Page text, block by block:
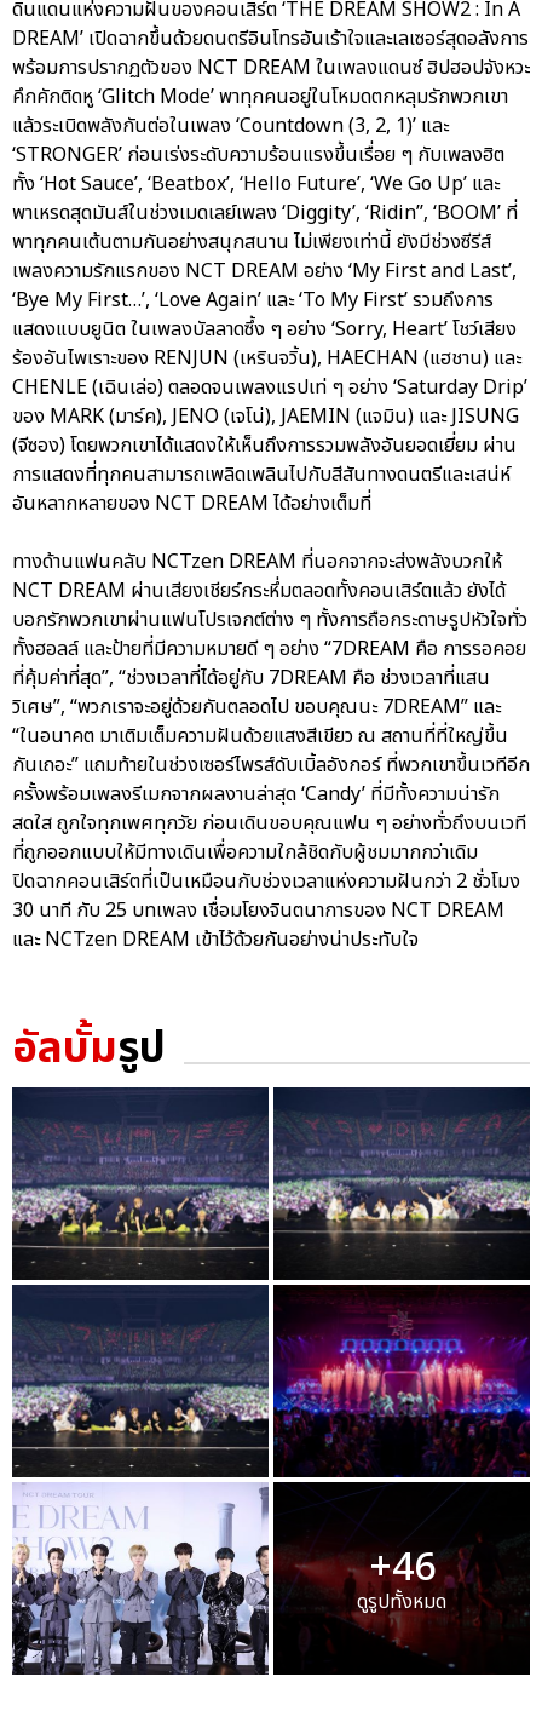
ดินแดนแห่งความฝันของคอนเสิร์ต ‘THE DREAM SHOW2 : In A
DREAM’ เปิดฉากขึ้นด้วยดนตรีอินโทรอันเร้าใจและเลเซอร์สุดอลังการ
พร้อมการปรากฏตัวของ NCT DREAM ในเพลงแดนซ์ ฮิปฮอปจังหวะ
คึกคักติดหู ‘Glitch Mode’ พาทุกคนอยู่ในโหมดตกหลุมรักพวกเขา
แล้วระเบิดพลังกันต่อในเพลง ‘Countdown (3, 2, 1)’ และ
‘STRONGER’ ก่อนเร่งระดับความร้อนแรงขึ้นเรื่อย ๆ กับเพลงฮิต
ทั้ง ‘Hot Sauce’, ‘Beatbox’, ‘Hello Future’, ‘We Go Up’ และ
พาเหรดสุดมันส์ในช่วงเมดเลย์เพลง ‘Diggity’, ‘Ridin’’, ‘BOOM’ ที่
พาทุกคนเต้นตามกันอย่างสนุกสนาน ไม่เพียงเท่านี้ ยังมีช่วงซีรีส์
เพลงความรักแรกของ NCT DREAM อย่าง ‘My First and Last’,
‘Bye My First…’, ‘Love Again’ และ ‘To My First’ รวมถึงการ
แสดงแบบยูนิต ในเพลงบัลลาดซึ้ง ๆ อย่าง ‘Sorry, Heart’ โชว์เสียง
ร้องอันไพเราะของ RENJUN (เหรินจวิ้น), HAECHAN (แฮชาน) และ
CHENLE (เฉินเล่อ) ตลอดจนเพลงแรปเท่ ๆ อย่าง ‘Saturday Drip’
ของ MARK (มาร์ค), JENO (เจโน่), JAEMIN (แจมิน) และ JISUNG
(จีซอง) โดยพวกเขาได้แสดงให้เห็นถึงการรวมพลังอันยอดเยี่ยม ผ่าน
การแสดงที่ทุกคนสามารถเพลิดเพลินไปกับสีสันทางดนตรีและเสน่ห์
อันหลากหลายของ NCT DREAM ได้อย่างเต็มที่
ทางด้านแฟนคลับ NCTzen DREAM ที่นอกจากจะส่งพลังบวกให้
NCT DREAM ผ่านเสียงเชียร์กระหึ่มตลอดทั้งคอนเสิร์ตแล้ว ยังได้
บอกรักพวกเขาผ่านแฟนโปรเจกต์ต่าง ๆ ทั้งการถือกระดาษรูปหัวใจทั่ว
ทั้งฮอลล์ และป้ายที่มีความหมายดี ๆ อย่าง “7DREAM คือ การรอคอย
ที่คุ้มค่าที่สุด”, “ช่วงเวลาที่ได้อยู่กับ 7DREAM คือ ช่วงเวลาที่แสน
วิเศษ”, “พวกเราจะอยู่ด้วยกันตลอดไป ขอบคุณนะ 7DREAM” และ
“ในอนาคต มาเติมเต็มความฝันด้วยแสงสีเขียว ณ สถานที่ที่ใหญ่ขึ้น
กันเถอะ” แถมท้ายในช่วงเซอร์ไพรส์ดับเบิ้ลอังกอร์ ที่พวกเขาขึ้นเวทีอีก
ครั้งพร้อมเพลงรีเมกจากผลงานล่าสุด ‘Candy’ ที่มีทั้งความน่ารัก
สดใส ถูกใจทุกเพศทุกวัย ก่อนเดินขอบคุณแฟน ๆ อย่างทั่วถึงบนเวที
ที่ถูกออกแบบให้มีทางเดินเพื่อความใกล้ชิดกับผู้ชมมากกว่าเดิม
ปิดฉากคอนเสิร์ตที่เป็นเหมือนกับช่วงเวลาแห่งความฝันกว่า 2 ชั่วโมง
30 นาที กับ 25 บทเพลง เชื่อมโยงจินตนาการของ NCT DREAM
และ NCTzen DREAM เข้าไว้ด้วยกันอย่างน่าประทับใจ
อัลบั้มรูป
+46
ดูรูปทั้งหมด